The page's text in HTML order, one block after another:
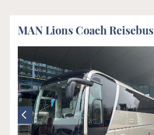
MAN Lions Coach Reisebus